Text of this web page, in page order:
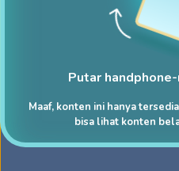
Putar
Maaf, konten ini hanya
bisa lihat konten